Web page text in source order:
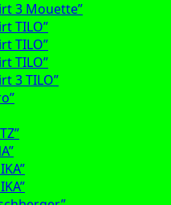
3 Mouette”
TILO”
TILO”
TILO”
3 TILO”